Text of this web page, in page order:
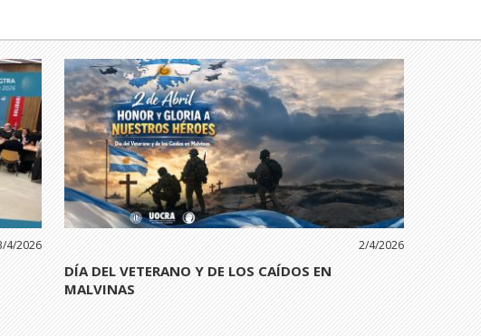
4/2026 2/4/2026
DÍA DEL VETERANO Y DE LOS CAÍDOS EN
MALVINAS